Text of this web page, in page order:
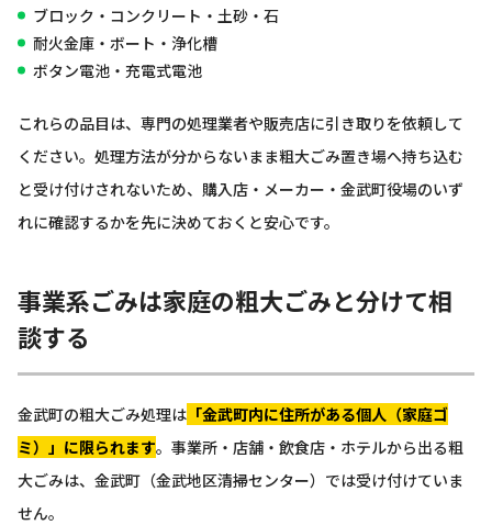
ブロック・コンクリート・土砂・石
耐火金庫・ボート・浄化槽
ボタン電池・充電式電池
これらの品目は、専門の処理業者や販売店に引き取りを依頼して
ください。処理方法が分からないまま粗大ごみ置き場へ持ち込む
と受け付けされないため、購入店・メーカー・金武町役場のいず
れに確認するかを先に決めておくと安心です。
事業系ごみは家庭の粗大ごみと分けて相
談する
金武町の粗大ごみ処理は 「金武町内に住所がある個人（家庭ゴ
ミ）」に限られます。事業所・店舗・飲食店・ホテルから出る粗
大ごみは、金武町（金武地区清掃センター）では受け付けていま
せん。